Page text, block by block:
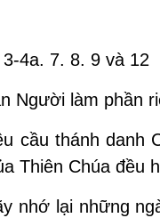
4a. 7. 8. 9 và 12
Người làm phần
cầu thánh danh
Thiên Chúa đều
nhớ lại những